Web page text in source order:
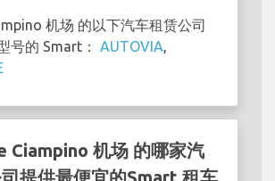
机场 的以下汽车租赁公司
号的 Smart： AUTOVIA,
Ciampino 机场 的哪家汽